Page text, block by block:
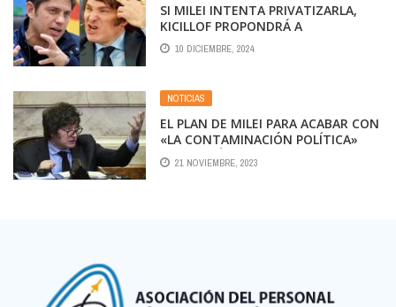
SI MILEI INTENTA PRIVATIZARLA,
KICILLOF PROPONDRÁ A
GOBERNADORES E INTENDENTES
QUEDARSE CON AEROLÍNEAS
10 DICIEMBRE, 2024
NOTICIAS
EL PLAN DE MILEI PARA ACABAR CON
«LA CONTAMINACIÓN POLÍTICA»
DE AEROLÍNEAS ARGENTINAS
21 NOVIEMBRE, 2023